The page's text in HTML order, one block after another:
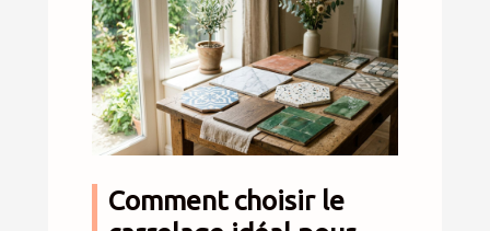
Comment choisir le